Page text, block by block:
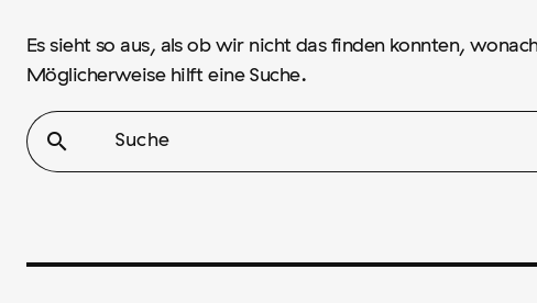
Es sieht so aus, als ob wir nicht das finden konnten,
Möglicherweise hilft eine Suche.
Suche
search